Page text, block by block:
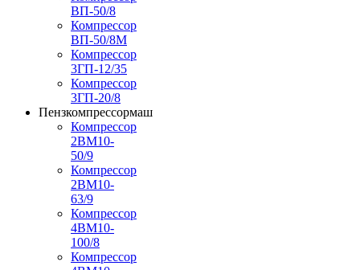
ВП-50/8
Компрессор
ВП-50/8М
Компрессор
3ГП-12/35
Компрессор
3ГП-20/8
Пензкомпрессормаш
Компрессор
2ВМ10-
50/9
Компрессор
2ВМ10-
63/9
Компрессор
4ВМ10-
100/8
Компрессор